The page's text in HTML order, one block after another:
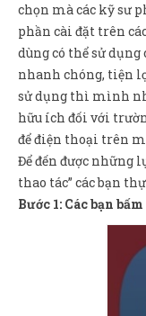
chọn mà các kỹ sư
phần cài đặt trên
dùng có thể sử
nhanh chóng, tiện
sử dụng thì mình
hữu ích đối với
để điện thoại trên
Để đến được những
thao tác” các bạn
Bước 1: Các bạn